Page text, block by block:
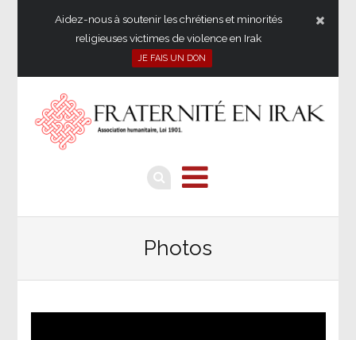
Aidez-nous à soutenir les chrétiens et minorités
religieuses victimes de violence en Irak
JE FAIS UN DON
Photos